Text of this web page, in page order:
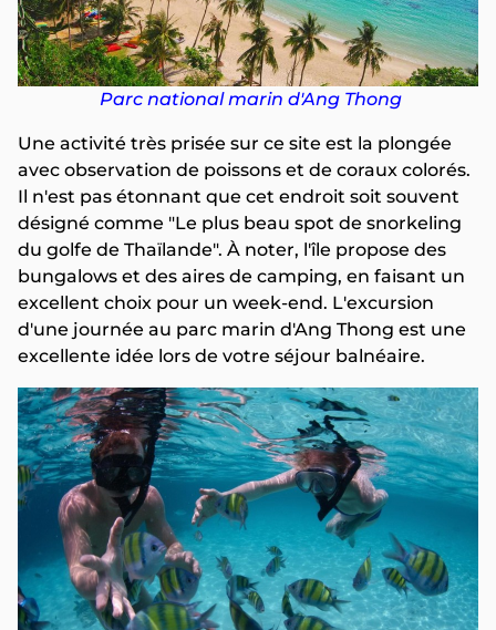
Parc national marin d'Ang Thong
Une activité très prisée sur ce site est la plongée
avec observation de poissons et de coraux colorés.
Il n'est pas étonnant que cet endroit soit souvent
désigné comme "Le plus beau spot de snorkeling
du golfe de Thaïlande". À noter, l'île propose des
bungalows et des aires de camping, en faisant un
excellent choix pour un week-end. L'excursion
d'une journée au parc marin d'Ang Thong est une
excellente idée lors de votre séjour balnéaire.